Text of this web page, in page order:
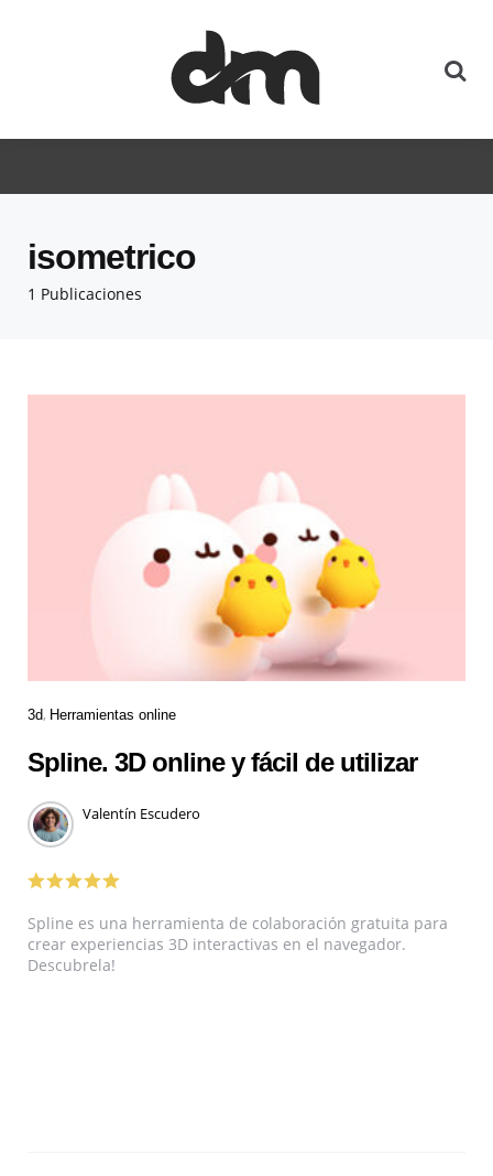
1 Publicaciones
isometrico
3d Herramientas online
Spline. 3D online y fácil de utilizar
Valentín Escudero
Spline es una herramienta de colaboración gratuita para
crear experiencias 3D interactivas en el navegador.
Descubrela!